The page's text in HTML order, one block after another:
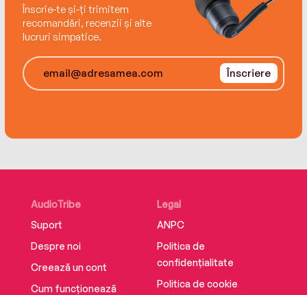
Înscrie-te și-ți trimitem
recomandări, recenzii și alte
lucruri simpatice.
Înscriere
AudioTribe
Suport
Despre noi
Creează un cont
Cum funcționează
Legal
ANPC
Politica de
confidențialitate
Politica de cookie